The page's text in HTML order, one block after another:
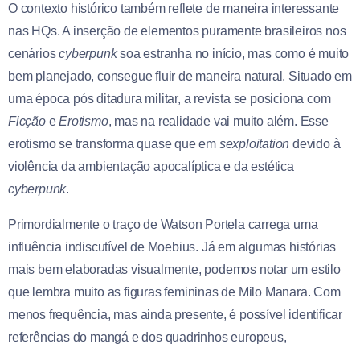
O contexto histórico também reflete de maneira interessante
nas HQs. A inserção de elementos puramente brasileiros nos
cenárioscyberpunksoa estranha no início, mas como é muito
bem planejado, consegue fluir de maneira natural. Situado em
uma época pós ditadura militar, a revista se posiciona com
Ficção eErotismo, mas na realidade vai muito além. Esse
erotismo se transforma quase que em sexploitation devido à
violência da ambientação apocalíptica e da estética
cyberpunk.
Primordialmente o traço de Watson Portela carrega uma
influência indiscutível de Moebius. Já em algumas histórias
mais bem elaboradas visualmente, podemos notar um estilo
que lembra muito as figuras femininas de Milo Manara. Com
menos frequência, mas ainda presente, é possível identificar
referências do mangá e dos quadrinhos europeus,